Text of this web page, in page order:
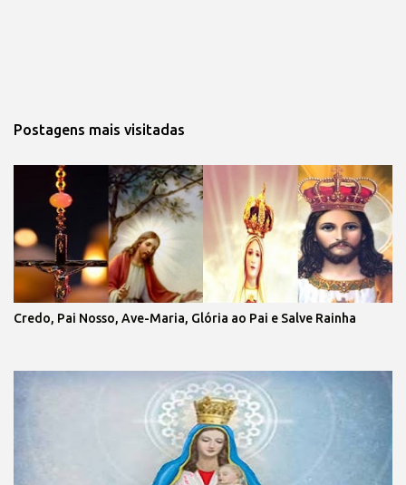
Postagens mais visitadas
Credo, Pai Nosso, Ave-Maria, Glória ao Pai e Salve Rainha